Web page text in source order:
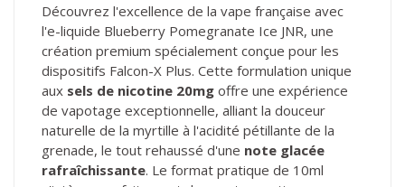
Découvrez l'excellence de la vape française avec
l'e-liquide Blueberry Pomegranate Ice JNR, une
création premium spécialement conçue pour les
dispositifs Falcon-X Plus. Cette formulation unique
aux sels de nicotine 20mg offre une expérience
de vapotage exceptionnelle, alliant la douceur
naturelle de la myrtille à l'acidité pétillante de la
grenade, le tout rehaussé d'une note glacée
rafraîchissante. Le format pratique de 10ml